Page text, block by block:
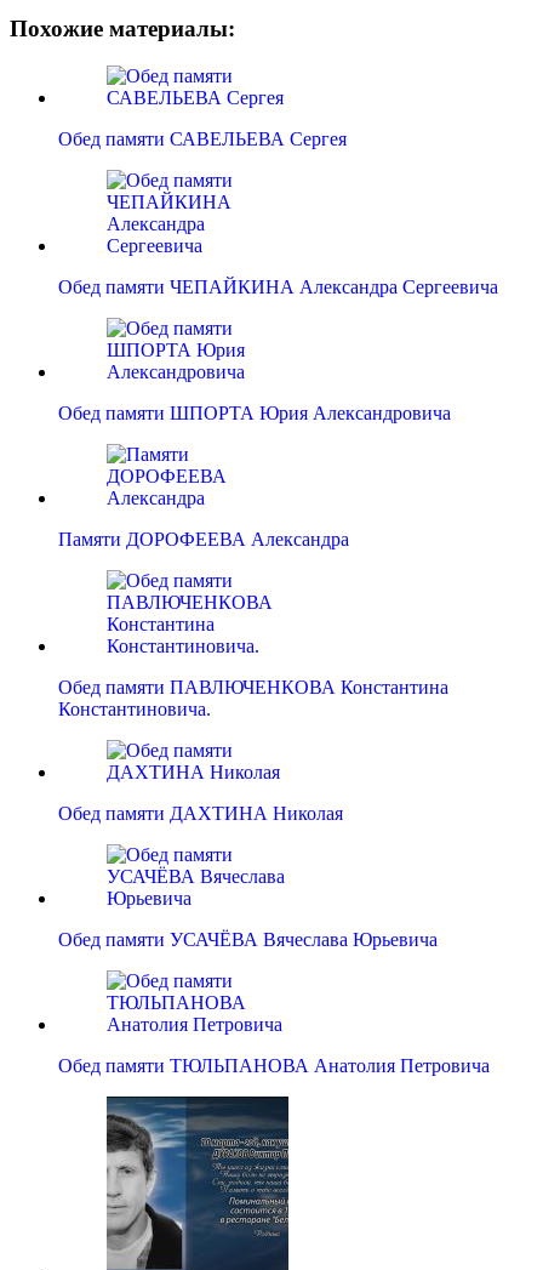
Похожие материалы:
Обед памяти САВЕЛЬЕВА Сергея
Обед памяти ЧЕПАЙКИНА Александра Сергеевича
Обед памяти ШПОРТА Юрия Александровича
Памяти ДОРОФЕЕВА Александра
Обед памяти ПАВЛЮЧЕНКОВА Константина
Константиновича.
Обед памяти ДАХТИНА Николая
Обед памяти УСАЧЁВА Вячеслава Юрьевича
Обед памяти ТЮЛЬПАНОВА Анатолия Петровича